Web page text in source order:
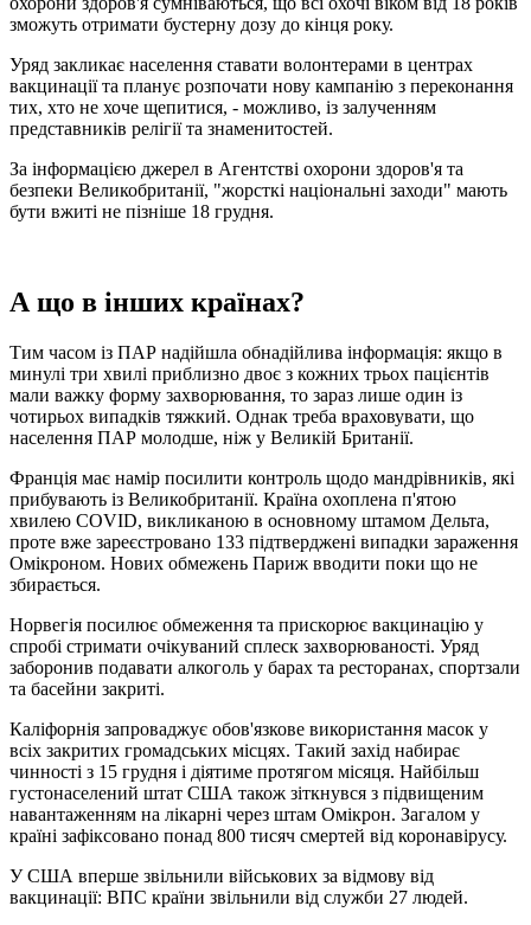
зможуть отримати бустерну дозу до кінця року.
Уряд закликає населення ставати волонтерами в центрах
вакцинації та планує розпочати нову кампанію з переконання
тих, хто не хоче щепитися, - можливо, із залученням
представників релігії та знаменитостей.
За інформацією джерел в Агентстві охорони здоров'я та
безпеки Великобританії, "жорсткі національні заходи" мають
бути вжиті не пізніше 18 грудня.
А що в інших країнах?
Тим часом із ПАР надійшла обнадійлива інформація: якщо в
минулі три хвилі приблизно двоє з кожних трьох пацієнтів
мали важку форму захворювання, то зараз лише один із
чотирьох випадків тяжкий. Однак треба враховувати, що
населення ПАР молодше, ніж у Великій Британії.
Франція має намір посилити контроль щодо мандрівників, які
прибувають із Великобританії. Країна охоплена п'ятою
хвилею COVID, викликаною в основному штамом Дельта,
проте вже зареєстровано 133 підтверджені випадки зараження
Омікроном. Нових обмежень Париж вводити поки що не
збирається.
Норвегія посилює обмеження та прискорює вакцинацію у
спробі стримати очікуваний сплеск захворюваності. Уряд
заборонив подавати алкоголь у барах та ресторанах, спортзали
та басейни закриті.
Каліфорнія запроваджує обов'язкове використання масок у
всіх закритих громадських місцях. Такий захід набирає
чинності з 15 грудня і діятиме протягом місяця. Найбільш
густонаселений штат США також зіткнувся з підвищеним
навантаженням на лікарні через штам Омікрон. Загалом у
країні зафіксовано понад 800 тисяч смертей від коронавірусу.
У США вперше звільнили військових за відмову від
вакцинації: ВПС країни звільнили від служби 27 людей.